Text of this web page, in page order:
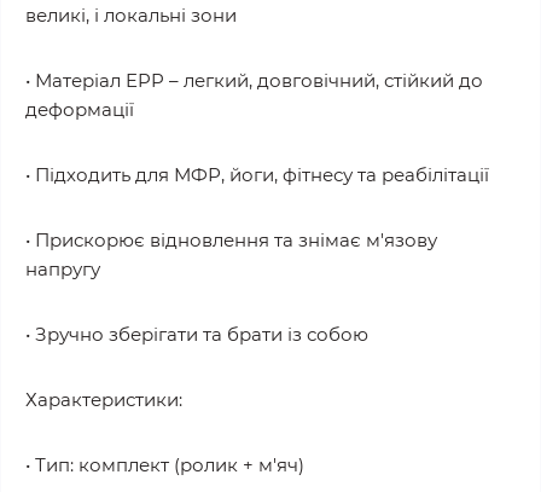
великі, і локальні зони
• Матеріал EPP – легкий, довговічний, стійкий до
деформації
• Підходить для МФР, йоги, фітнесу та реабілітації
• Прискорює відновлення та знімає м'язову
напругу
• Зручно зберігати та брати із собою
Характеристики:
• Тип: комплект (ролик + м'яч)